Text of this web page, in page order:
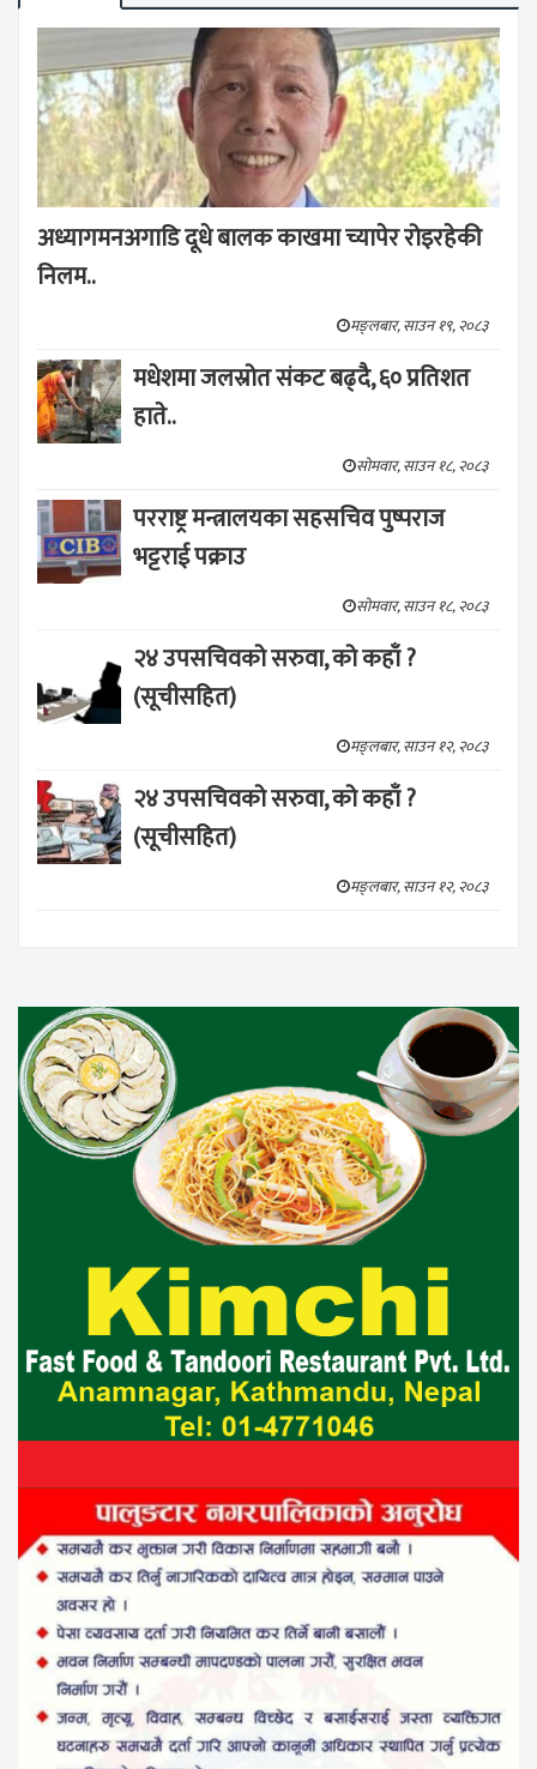
अध्यागमनअगाडि दूधे बालक काखमा च्यापेर रोइरहेकी
निलम..
मङ्लबार, साउन १९, २०८३
मधेशमा जलस्रोत संकट बढ्दै, ६० प्रतिशत
हाते..
सोमवार, साउन १८, २०८३
परराष्ट्र मन्त्रालयका सहसचिव पुष्पराज
भट्टराई पक्राउ
सोमवार, साउन १८, २०८३
२४ उपसचिवको सरुवा, को कहाँ ?
(सूचीसहित)
मङ्लबार, साउन १२, २०८३
२४ उपसचिवको सरुवा, को कहाँ ?
(सूचीसहित)
मङ्लबार, साउन १२, २०८३